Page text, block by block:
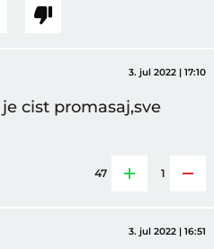
3. jul 2022 | 17:10
cist promasaj,sve
47 1
3. jul 2022 | 16:51